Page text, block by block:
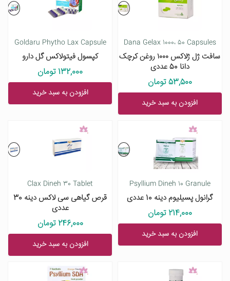
Dana Gelax 1000، 50 Capsules
سافت ژل ژلاکس ۱۰۰۰ روغن کرچک
دانا 50 عددی
53,500 تومان
افزودن به سبد خرید
Goldaru Phytho Lax Capsule
کپسول فیتولاکس گل دارو
132,000 تومان
افزودن به سبد خرید
Psyllium Dineh 10 Granule
گرانول پسیلیوم دینه 10 عددی
214,000 تومان
افزودن به سبد خرید
Clax Dineh 30 Tablet
قرص گیاهی سی لاکس دینه 30
عددی
246,000 تومان
افزودن به سبد خرید